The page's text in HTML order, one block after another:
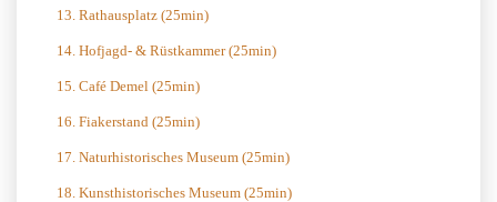
13. Rathausplatz (25min)
14. Hofjagd- & Rüstkammer (25min)
15. Café Demel (25min)
16. Fiakerstand (25min)
17. Naturhistorisches Museum (25min)
18. Kunsthistorisches Museum (25min)